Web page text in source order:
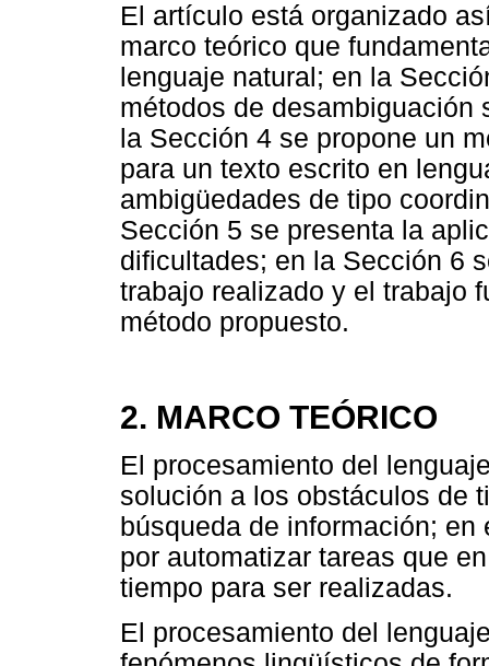
El artículo está organizado
marco teórico que
lenguaje natural; en la
métodos de desambiguación
la Sección 4 se propone un
para un texto escrito en
ambigüedades de tipo
Sección 5 se presenta la
dificultades; en la Sección 6
trabajo realizado y el trabajo
método propuesto.
2. MARCO TEÓRICO
El procesamiento del
solución a los obstáculos de
búsqueda de información;
por automatizar tareas que
tiempo para ser realizadas.
El procesamiento del